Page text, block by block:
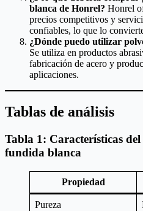
blanca de Honrel? Honrel
precios competitivos y
confiables, lo que lo
¿Dónde puedo utilizar
Se utiliza en productos
fabricación de acero y
aplicaciones.
Tablas de análisis
Tabla 1: Características
fundida blanca
Propiedad
Pureza